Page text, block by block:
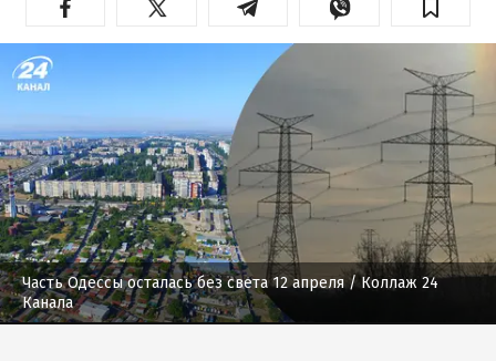
Часть Одессы осталась без света 12 апреля/ Коллаж 24
Канала